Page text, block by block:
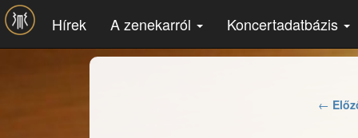
Ugrás a tartalomra
Hírek A zenekarról Koncertadatbázis
←